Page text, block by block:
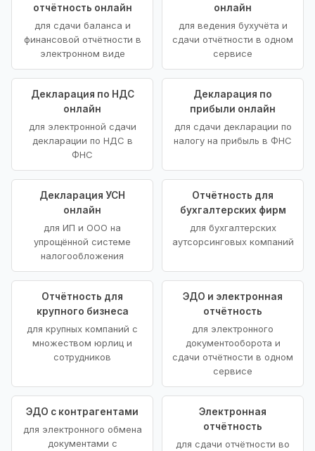
отчётность онлайн
для сдачи баланса и
финансовой отчётности в
электронном виде
онлайн
для ведения бухучёта и
сдачи отчётности в одном
сервисе
Декларация по НДС
онлайн
для электронной сдачи
декларации по НДС в
ФНС
Декларация по
прибыли онлайн
для сдачи декларации по
налогу на прибыль в ФНС
Декларация УСН
онлайн
для ИП и ООО на
упрощённой системе
налогообложения
Отчётность для
бухгалтерских фирм
для бухгалтерских
аутсорсинговых компаний
Отчётность для
крупного бизнеса
для крупных компаний с
множеством юрлиц и
сотрудников
ЭДО и электронная
отчётность
для электронного
документооборота и
сдачи отчётности в одном
сервисе
ЭДО с контрагентами
для электронного обмена
документами с
Электронная
отчётность
для сдачи отчётности во